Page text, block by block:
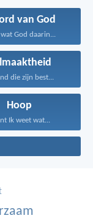
van God
God daarin...
die zijn best...
Hoop
Ik weet wat...